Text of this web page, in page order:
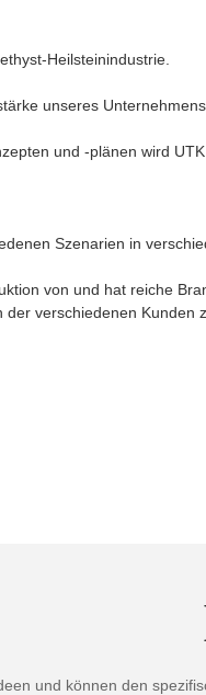
Heilsteinindustrie.
unseres
und -plänen wird
Szenarien in
von und hat reiche
verschiedenen Kunden
und können den